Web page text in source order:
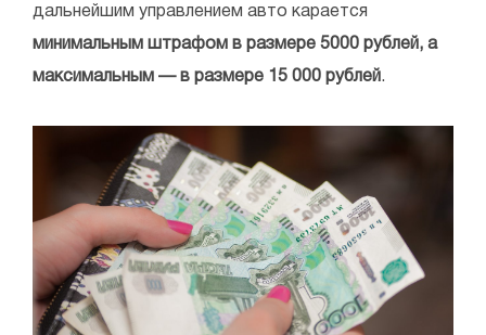
дальнейшим управлением авто карается
минимальным штрафом в размере 5000 рублей, а
максимальным — в размере 15 000 рублей .